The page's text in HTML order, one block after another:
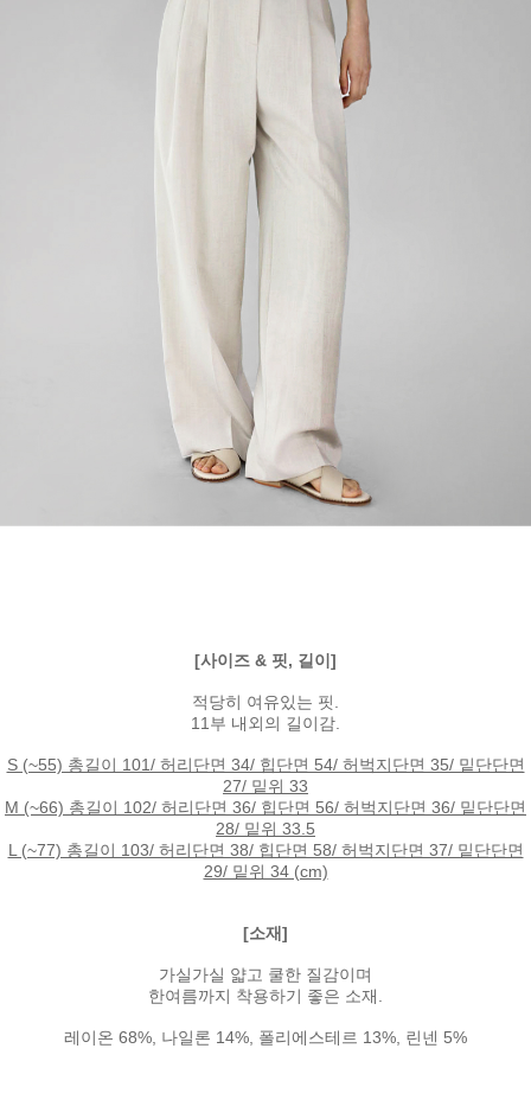
[사이즈 & 핏, 길이]
적당히 여유있는 핏.
11부 내외의 길이감.
S (~55) 총길이 101/ 허리단면 34/ 힙단면 54/ 허벅지단면 35/ 밑단단면
27/ 밑위 33
M (~66) 총길이 102/ 허리단면 36/ 힙단면 56/ 허벅지단면 36/ 밑단단면
28/ 밑위 33.5
L (~77) 총길이 103/ 허리단면 38/ 힙단면 58/ 허벅지단면 37/ 밑단단면
29/ 밑위 34 (cm)
[소재]
가실가실 얇고 쿨한 질감이며
한여름까지 착용하기 좋은 소재.
레이온 68%, 나일론 14%, 폴리에스테르 13%, 린넨 5%